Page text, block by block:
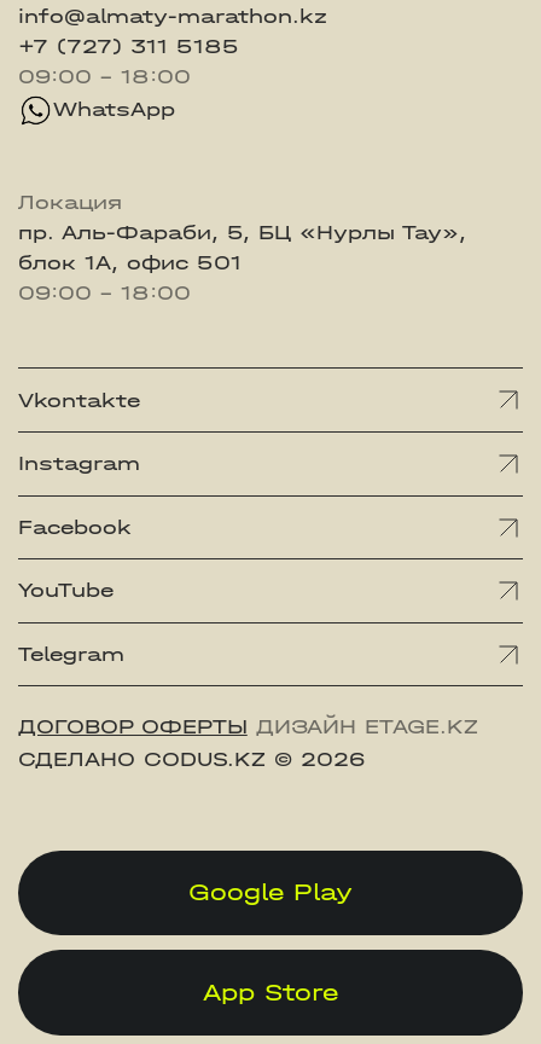
info@almaty-marathon.kz
+7 (727) 311 5185
09:00 - 18:00
WhatsApp
Локация
пр. Аль-Фараби, 5, БЦ «Нурлы Тау»,
блок 1А, офис 501
09:00 - 18:00
Vkontakte
Instagram
Facebook
YouTube
Telegram
ДОГОВОР ОФЕРТЫ ДИЗАЙН ETAGE.KZ
СДЕЛАНО CODUS.KZ © 2026
Google Play
App Store